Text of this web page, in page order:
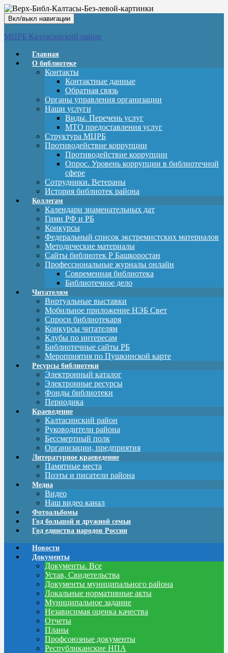
Вкл/выкл навигации
МЦРБ Калтасинский район
Главная
О библиотеке
Контакты
Контактные данные
Обратная связь
Органы управления организации
Наши услуги
Виды. Перечень услуг
МТО предоставления услуг
Структура МЦРБ
Противодействие коррупции
Противодействие коррупции
Опрос. Уровень коррупции в библиотечной
сфере
Сотрудники. Ветераны
История библиотек района
Коллегам
Календари знаменательных дат
Гимн РФ и РБ
Конкурсы
Федеральный список экстремистских материалов
Методические материалы
Сайты библиотек Р Башкоростан
Профессиональные журналы онлайн
Современная библиотека
Библиотечное дело
Читателям
Виртуальные выставки
Мобильное приложение НЭБ Свет
Спроси библиотекаря
Конкурсы читателям
Клубы по интересам
Библиотечные сайты РБ
Мероприятия по Пушкинской карте
Ресурсы библиотеки
Электронный каталог
Электронные ресурсы
Фонды библиотеки
Периодика
Краеведение
Калтасинский район
Руководители района
Бессмертный полк
Организации, предприятия
Литературное краеведение
Памятные места
Поэты и писатели района
Медиа
Видео
Наш видео канал
Фотоальбомы
Год большой и дружной семьи
Год единства народов России
Новости
Документы
Документы. Все
Устав, Свидетельства
Документы муниципального района
Локальные нормативные акты
Муниципальное задание
Независимая оценка качества
Отчеты
Планы
Профсоюзные документы
Республиканские НПА